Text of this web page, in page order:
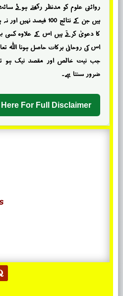
روائتی علوم کو مدنظر رکھتے ہوئے
ہیں جن کے نتائج 100
کا دعویٰ کرتے ہیں اس کے علاوہ کسی
اس کی روحانی برکات حاصل ہونا اللہ
جب نیت خالص اور مقصد نیک ہو تو
ضرور سنتا ہے۔
For Full Disclaimer 👉